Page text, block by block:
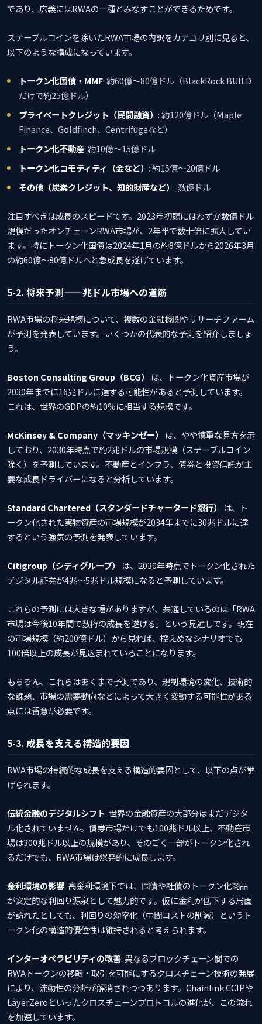
であり、広義にはRWAの一種とみなすことができるためです。
ステーブルコインを除いたRWA市場の内訳をカテゴリ別に見ると、
以下のような構成になっています。
トークン化国債・MMF: 約60億〜80億ドル（BlackRock BUILD
だけで約25億ドル）
プライベートクレジット（民間融資） : 約120億ドル（Maple
Finance、Goldfinch、Centrifugeなど）
トークン化不動産: 約10億〜15億ドル
トークン化コモディティ（金など） : 約15億〜20億ドル
その他（炭素クレジット、知的財産など） : 数億ドル
注目すべきは成長のスピードです。2023年初頭にはわずか数億ドル
規模だったオンチェーンRWA市場が、2年半で数十倍に拡大してい
ます。特にトークン化国債は2024年1月の約8億ドルから2026年3月
の約60億〜80億ドルへと急成長を遂げています。
5-2. 将来予測——兆ドル市場への道筋
RWA市場の将来規模について、複数の金融機関やリサーチファーム
が予測を発表しています。いくつかの代表的な予測を紹介しましょ
う。
Boston Consulting Group（BCG）
は、トークン化資産市場が
2030年までに16兆ドルに達する可能性があると予測しています。
これは、世界のGDPの約10%に相当する規模です。
McKinsey & Company（マッキンゼー）
は、やや慎重な見方を示
しており、2030年時点で約2兆ドルの市場規模（ステーブルコイン
除く）を予測しています。不動産とインフラ、債券と投資信託が主
要な成長ドライバーになると分析しています。
Standard Chartered（スタンダードチャータード銀行）
は、ト
ークン化された実物資産の市場規模が2034年までに30兆ドルに達
するという強気の予測を発表しています。
Citigroup（シティグループ）
は、2030年時点でトークン化された
デジタル証券が4兆〜5兆ドル規模になると予測しています。
これらの予測には大きな幅がありますが、共通しているのは「RWA
市場は今後10年間で数桁の成長を遂げる」という見通しです。現在
の市場規模（約200億ドル）から見れば、控えめなシナリオでも
100倍以上の成長が見込まれていることになります。
もちろん、これらはあくまで予測であり、規制環境の変化、技術的
な課題、市場の需要動向などによって大きく変動する可能性がある
点には留意が必要です。
5-3. 成長を支える構造的要因
RWA市場の持続的な成長を支える構造的要因として、以下の点が挙
げられます。
伝統金融のデジタルシフト: 世界の金融資産の大部分はまだデジタ
ル化されていません。債券市場だけでも100兆ドル以上、不動産市
場は300兆ドル以上の規模があり、そのごく一部がトークン化され
るだけでも、RWA市場は爆発的に成長します。
金利環境の影響: 高金利環境下では、国債や社債のトークン化商品
が安定的な利回り源泉として魅力的です。仮に金利が低下する局面
が訪れたとしても、利回りの効率化（中間コストの削減）というト
ークン化の構造的優位性は維持されると考えられます。
インターオペラビリティの改善: 異なるブロックチェーン間での
RWAトークンの移転・取引を可能にするクロスチェーン技術の発展
により、流動性の分断が解消されつつあります。Chainlink CCIPや
LayerZeroといったクロスチェーンプロトコルの進化が、この流れ
を加速しています。